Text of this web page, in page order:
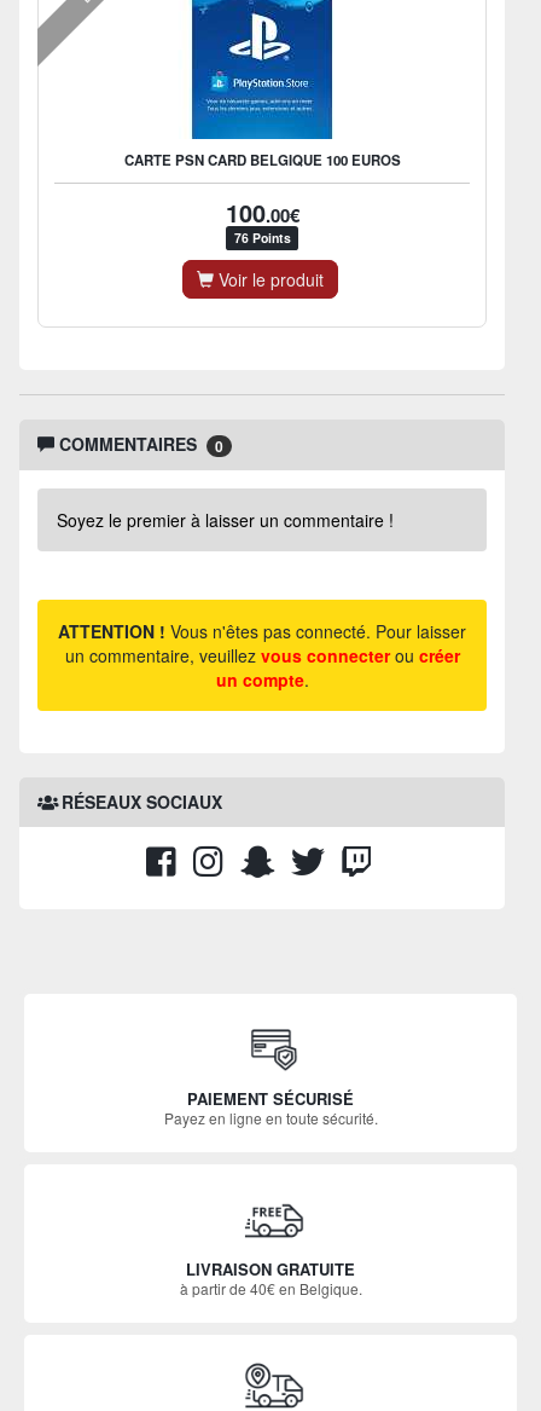
CARTE PSN CARD BELGIQUE 100 EUROS
100.00€
76 Points
Voir le produit
COMMENTAIRES 0
Soyez le premier à laisser un commentaire !
ATTENTION ! Vous n'êtes pas connecté. Pour laisser
un commentaire, veuillez vous connecterou créer
un compte.
RÉSEAUX SOCIAUX
PAIEMENT SÉCURISÉ
Payez en ligne en toute sécurité.
LIVRAISON GRATUITE
à partir de 40€ en Belgique.